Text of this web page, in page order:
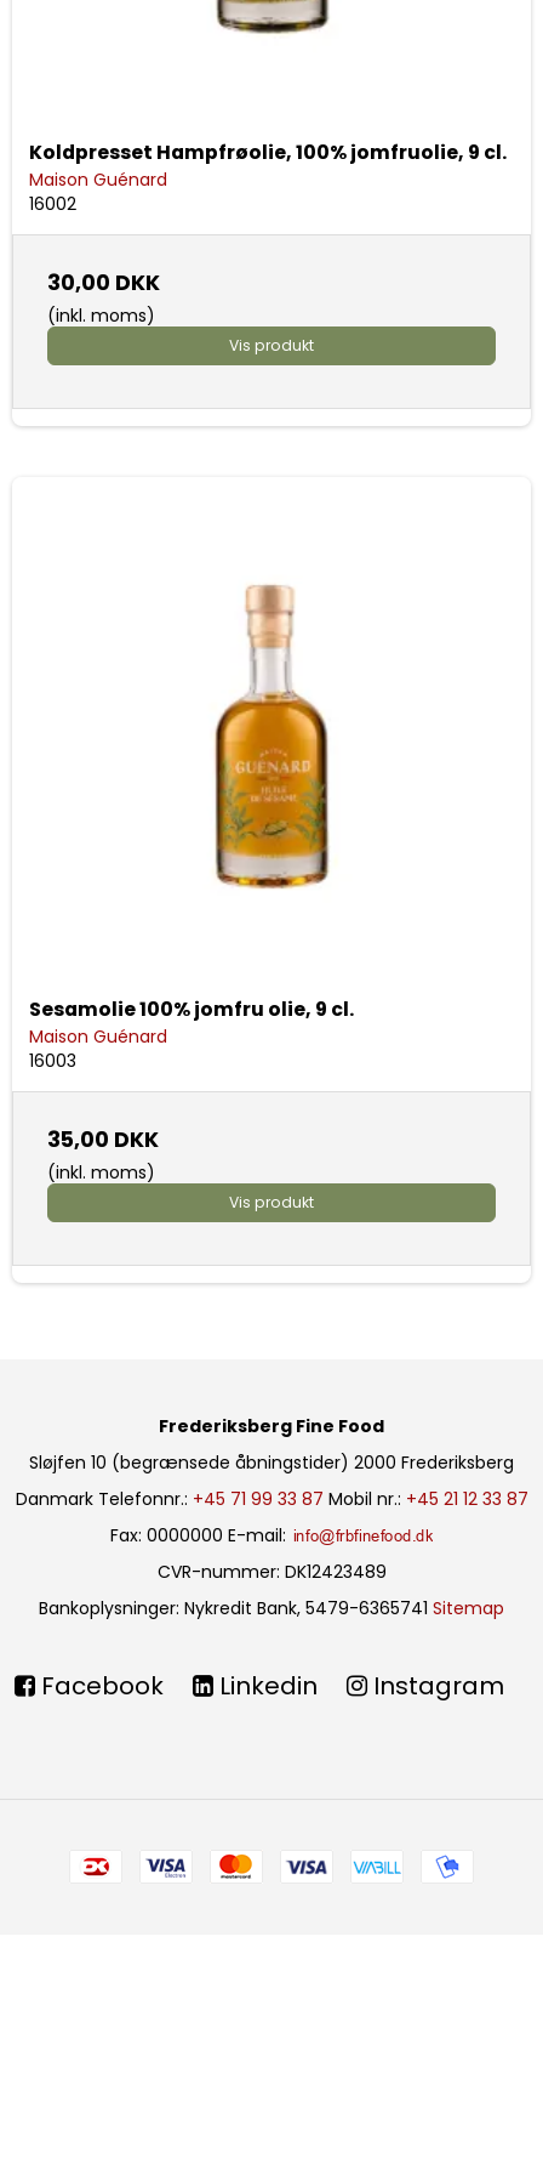
Koldpresset Hampfrøolie, 100% jomfruolie, 9 cl.
Maison Guénard
16002
30,00 DKK
(inkl. moms)
Vis produkt
Sesamolie 100% jomfru olie, 9 cl.
Maison Guénard
16003
35,00 DKK
(inkl. moms)
Vis produkt
Frederiksberg Fine Food
Sløjfen 10 (begrænsede åbningstider) 2000 Frederiksberg
Danmark Telefonnr.: +45 71 99 33 87 Mobil nr.: +45 21 12 33 87
Fax: 0000000 E-mail:
CVR-nummer: DK12423489
Bankoplysninger: Nykredit Bank, 5479-6365741 Sitemap
Facebook Linkedin Instagram